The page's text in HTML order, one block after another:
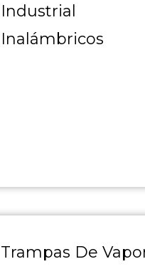
Industrial
Inalámbricos
Trampas De